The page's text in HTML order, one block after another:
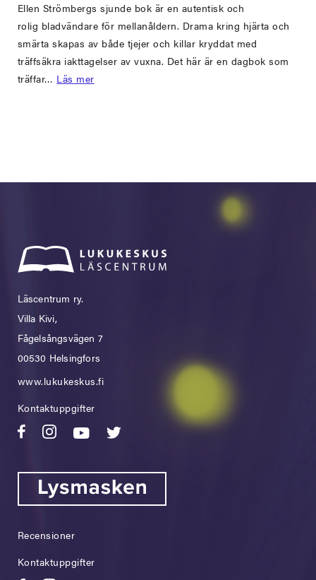
Ellen Strömbergs sjunde bok är en autentisk och
rolig bladvändare för mellanåldern. Drama kring hjärta och
smärta skapas av både tjejer och killar kryddat med
träffsäkra iakttagelser av vuxna. Det här är en dagbok som
träffar… Läs mer
Läscentrum ry.
Villa Kivi,
Fågelsångsvägen 7
00530 Helsingfors
www.lukukeskus.fi
Kontaktuppgifter
Recensioner
Kontaktuppgifter